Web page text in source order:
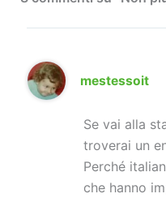
mestessoit
Se vai alla
troverai un
Perché
che hanno